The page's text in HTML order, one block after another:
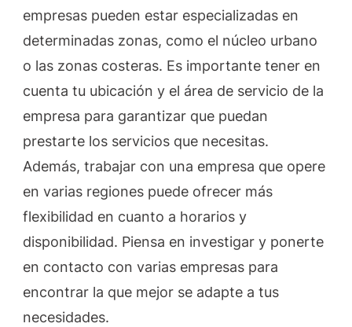
empresas pueden estar especializadas en
determinadas zonas, como el núcleo urbano
o las zonas costeras. Es importante tener en
cuenta tu ubicación y el área de servicio de la
empresa para garantizar que puedan
prestarte los servicios que necesitas.
Además, trabajar con una empresa que opere
en varias regiones puede ofrecer más
flexibilidad en cuanto a horarios y
disponibilidad. Piensa en investigar y ponerte
en contacto con varias empresas para
encontrar la que mejor se adapte a tus
necesidades.